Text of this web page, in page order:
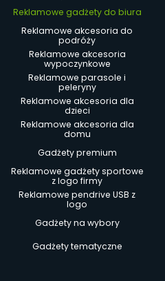
Reklamowe gadżety do biura
Reklamowe akcesoria do
podróży
Reklamowe akcesoria
wypoczynkowe
Reklamowe parasole i
peleryny
Reklamowe akcesoria dla
dzieci
Reklamowe akcesoria dla
domu
Gadżety premium
Reklamowe gadżety sportowe
z logo firmy
Reklamowe pendrive USB z
logo
Gadżety na wybory
Gadżety tematyczne